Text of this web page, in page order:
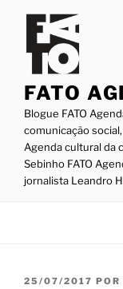
conteúdo
FATO
Blogue FATO
comunicação
Agenda cultural da
Sebinho FATO
jornalista Leandro
PUBLICADO
25/07/2017 POR